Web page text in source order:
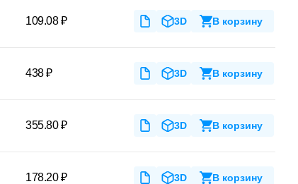
109.08 ₽ 3D В корзину
438 ₽ 3D В корзину
355.80 ₽ 3D В корзину
178.20 ₽ 3D В корзину